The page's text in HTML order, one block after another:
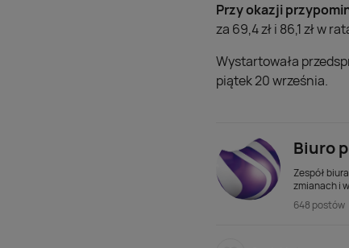
Przy okazji
za 69,4 zł i 86,1 zł w
Wystartowała
piątek 20 września.
Biuro
Zespół
zmianach i
648 postów